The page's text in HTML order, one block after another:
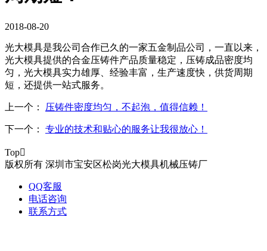
2018-08-20
光大模具是我公司合作已久的一家五金制品公司，一直以来，
光大模具提供的合金压铸件产品质量稳定，压铸成品密度均
匀，光大模具实力雄厚、经验丰富，生产速度快，供货周期
短，还提供一站式服务。
上一个： 压铸件密度均匀，不起泡，值得信赖！
下一个： 专业的技术和贴心的服务让我很放心！
Top
版权所有 深圳市宝安区松岗光大模具机械压铸厂
QQ客服
电话咨询
联系方式